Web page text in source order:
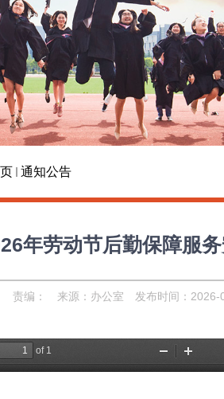
通知公告
年劳动节后勤保障服
责编： 来源：办公室 发布时间：2026-